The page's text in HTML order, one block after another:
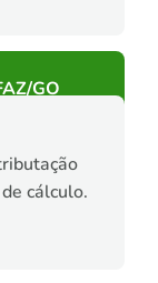
GO
cálculo.